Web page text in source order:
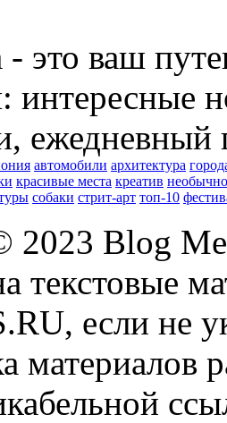
это ваш
интересные
ежедневный
автомобили архитектура
красивые места креатив
собаки стрит-арт топ-10
2023 Blog
текстовые
если не
материалов